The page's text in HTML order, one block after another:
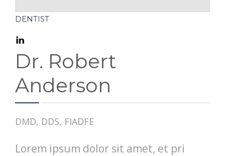
DENTIST
Dr. Robert
Anderson
DMD, DDS, FIADFE
Lorem ipsum dolor sit amet, et pri